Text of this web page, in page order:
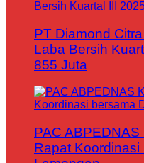
PT Diamond
Laba Bersih
855 Juta
PAC
Rapat